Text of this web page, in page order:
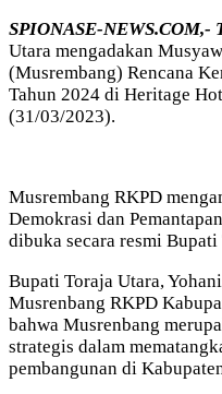
SPIONASE-NEWS.COM,-
Utara mengadakan
(Musrembang) Rencana
Tahun 2024 di Heritage
(31/03/2023).
Musrembang RKPD
Demokrasi dan
dibuka secara resmi Bupati
Bupati Toraja Utara,
Musrenbang RKPD
bahwa Musrenbang
strategis dalam
pembangunan di